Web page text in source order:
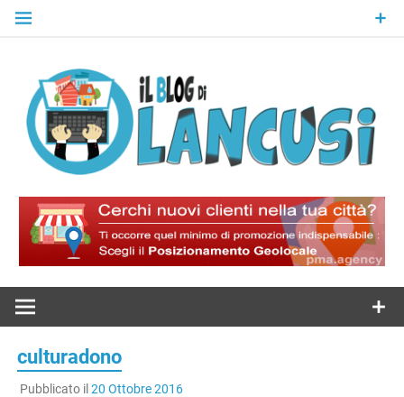
Skip
Il Blog Di
Lancusi
culturadono
Pubblicato il 20 Ottobre 2016